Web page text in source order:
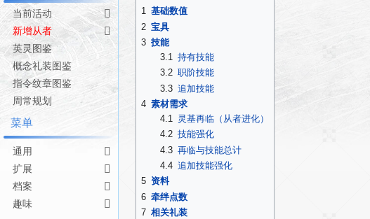
导
航
搜
索
1 基础数值
2 宝具
3 技能
3.1 持有技能
3.2 职阶技能
3.3 追加技能
4 素材需求
4.1 灵基再临（从者进化）
4.2 技能强化
4.3 再临与技能总计
4.4 追加技能强化
5 资料
6 牵绊点数
7 相关礼装
当前活动
新增从者
英灵图鉴
概念礼装图鉴
指令纹章图鉴
周常规划
菜单
通用
扩展
档案
趣味